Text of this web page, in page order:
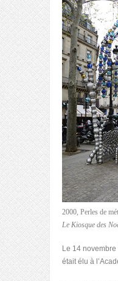
2000, Perles de
Le Kiosque des
Le 14
était élu à